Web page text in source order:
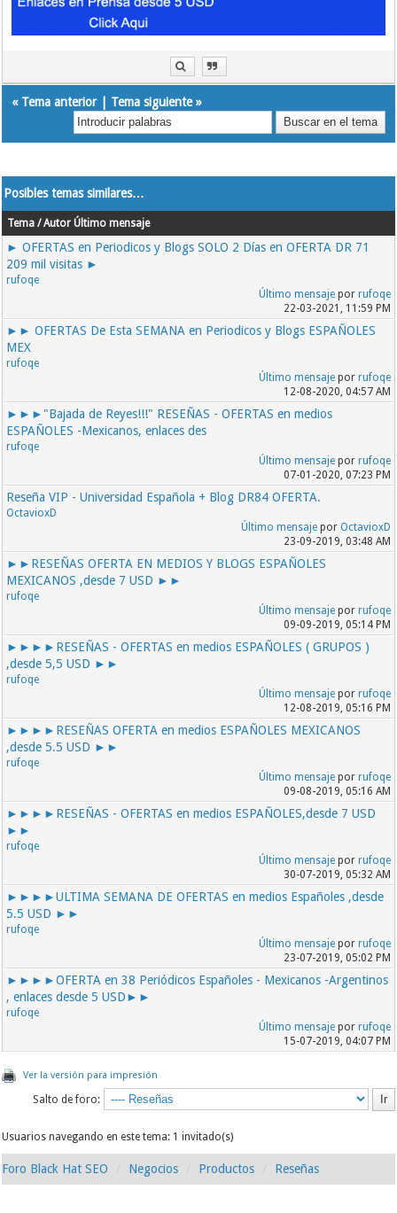
« Tema anterior| Tema siguiente»
Posibles temas similares…
Tema / Autor Último mensaje
► OFERTAS en Periodicos y Blogs SOLO 2 Días en OFERTA DR 71
209 mil visitas ►
rufoqe
Último mensajepor rufoqe
22-03-2021, 11:59 PM
►► OFERTAS De Esta SEMANA en Periodicos y Blogs ESPAÑOLES
MEX
rufoqe
Último mensajepor rufoqe
12-08-2020, 04:57 AM
►►►"Bajada de Reyes!!!" RESEÑAS - OFERTAS en medios
ESPAÑOLES -Mexicanos, enlaces des
rufoqe
Último mensajepor rufoqe
07-01-2020, 07:23 PM
Reseña VIP - Universidad Española + Blog DR84 OFERTA.
OctavioxD
Último mensajepor OctavioxD
23-09-2019, 03:48 AM
►►RESEÑAS OFERTA EN MEDIOS Y BLOGS ESPAÑOLES
MEXICANOS ,desde 7 USD ►►
rufoqe
Último mensajepor rufoqe
09-09-2019, 05:14 PM
►►►►RESEÑAS - OFERTAS en medios ESPAÑOLES ( GRUPOS )
,desde 5,5 USD ►►
rufoqe
Último mensajepor rufoqe
12-08-2019, 05:16 PM
►►►►RESEÑAS OFERTA en medios ESPAÑOLES MEXICANOS
,desde 5.5 USD ►►
rufoqe
Último mensajepor rufoqe
09-08-2019, 05:16 AM
►►►►RESEÑAS - OFERTAS en medios ESPAÑOLES,desde 7 USD
►►
rufoqe
Último mensajepor rufoqe
30-07-2019, 05:32 AM
►►►►ULTIMA SEMANA DE OFERTAS en medios Españoles ,desde
5.5 USD ►►
rufoqe
Último mensajepor rufoqe
23-07-2019, 05:02 PM
►►►►OFERTA en 38 Periódicos Españoles - Mexicanos -Argentinos
, enlaces desde 5 USD►►
rufoqe
Último mensajepor rufoqe
15-07-2019, 04:07 PM
Ver la versión para impresión
Salto de foro:
Usuarios navegando en este tema: 1 invitado(s)
Foro Black Hat SEO Negocios Productos Reseñas